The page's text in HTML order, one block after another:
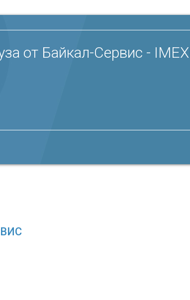
от Байкал-Сервис -